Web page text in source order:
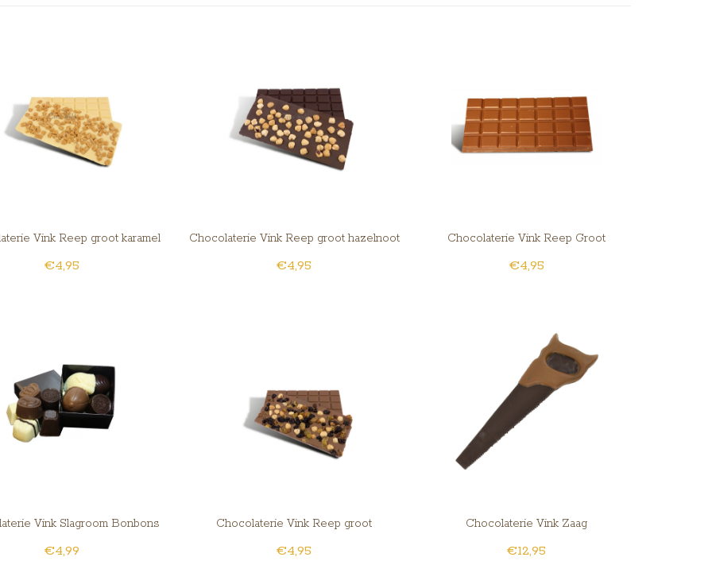
Vink Reep groot karamel
€4,95
Chocolaterie Vink Reep groot hazelnoot
€4,95
Chocolaterie Vink Reep Groot
€4,95
Vink Slagroom Bonbons
Gesorteerd Klein
€4,99
Chocolaterie Vink Reep groot
hazelnoot/rozijn
€4,95
Chocolaterie Vink Zaag
€12,95